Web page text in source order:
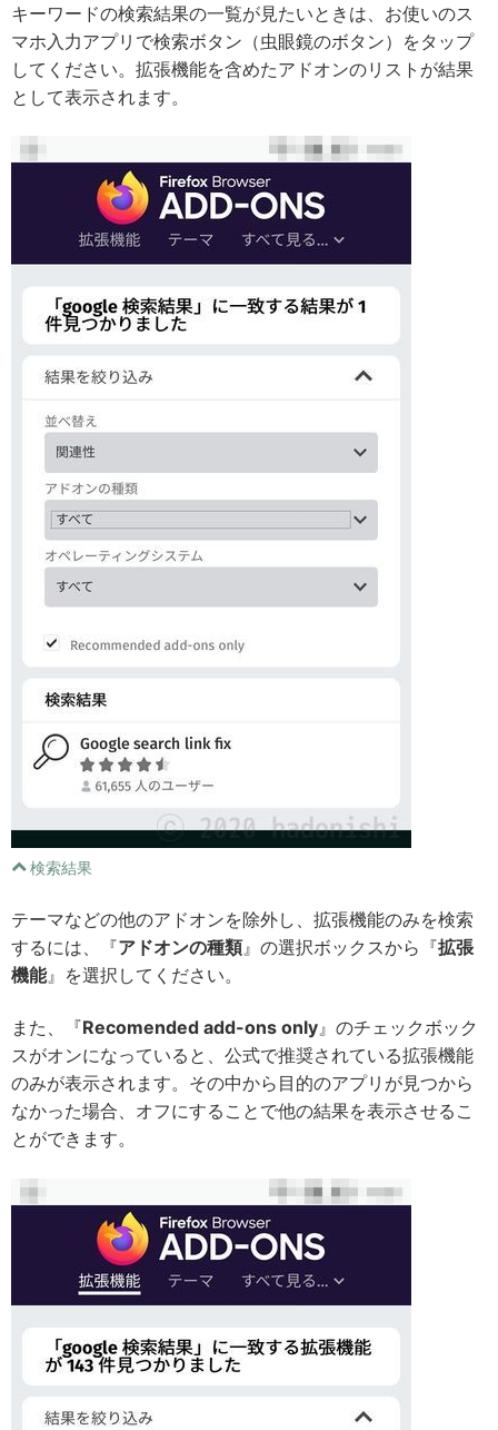
キーワードの検索結果の一覧が見たいときは、お使いのス
マホ入力アプリで検索ボタン（虫眼鏡のボタン）をタップ
してください。拡張機能を含めたアドオンのリストが結果
として表示されます。
検索結果
テーマなどの他のアドオンを除外し、拡張機能のみを検索
するには、『アドオンの種類』の選択ボックスから『拡張
機能』を選択してください。
また、『Recomended add-ons only』のチェックボック
スがオンになっていると、公式で推奨されている拡張機能
のみが表示されます。その中から目的のアプリが見つから
なかった場合、オフにすることで他の結果を表示させるこ
とができます。